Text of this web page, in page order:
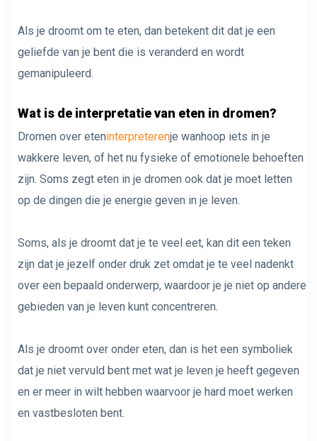
Als je droomt om te eten, dan betekent dit dat je een
geliefde van je bent die is veranderd en wordt
gemanipuleerd.
Wat is de interpretatie van eten in dromen?
Dromen over eteninterpreterenje wanhoop iets in je
wakkere leven, of het nu fysieke of emotionele behoeften
zijn. Soms zegt eten in je dromen ook dat je moet letten
op de dingen die je energie geven in je leven.
Soms, als je droomt dat je te veel eet, kan dit een teken
zijn dat je jezelf onder druk zet omdat je te veel nadenkt
over een bepaald onderwerp, waardoor je je niet op andere
gebieden van je leven kunt concentreren.
Als je droomt over onder eten, dan is het een symboliek
dat je niet vervuld bent met wat je leven je heeft gegeven
en er meer in wilt hebben waarvoor je hard moet werken
en vastbesloten bent.